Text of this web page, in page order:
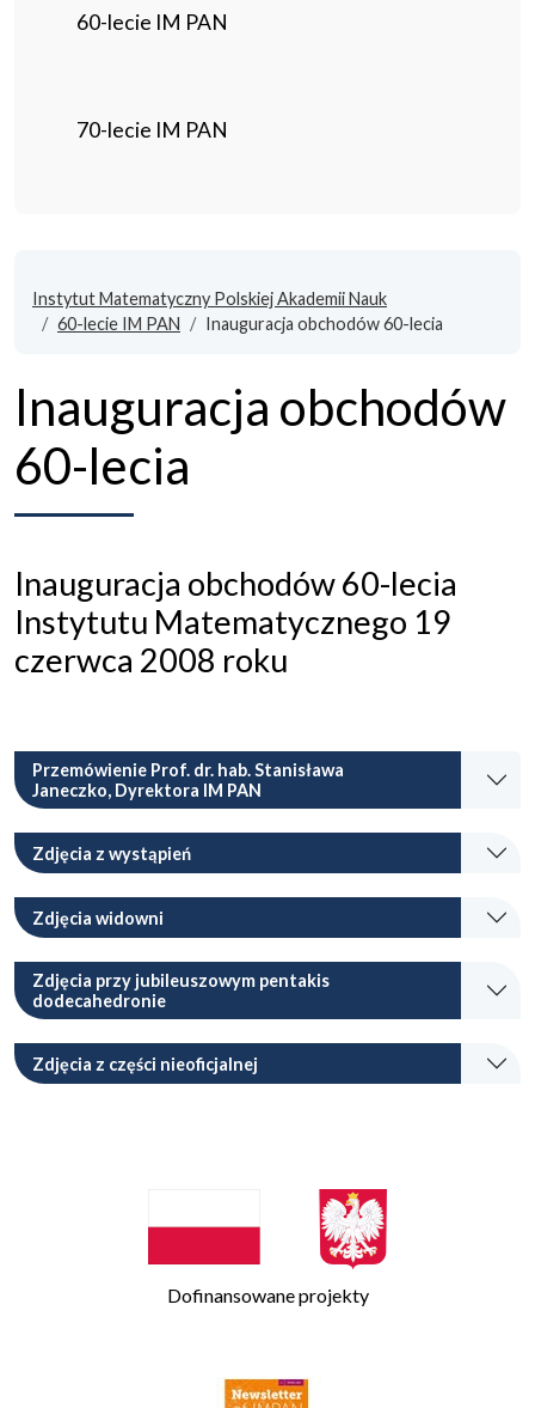
60-lecie IM PAN
70-lecie IM PAN
Instytut Matematyczny Polskiej Akademii Nauk
60-lecie IM PAN
Inauguracja obchodów 60-lecia
Inauguracja obchodów
60-lecia
Inauguracja obchodów 60-lecia
Instytutu Matematycznego 19
czerwca 2008 roku
Przemówienie Prof. dr. hab. Stanisława
Janeczko, Dyrektora IM PAN
Zdjęcia z wystąpień
Zdjęcia widowni
Zdjęcia przy jubileuszowym pentakis
dodecahedronie
Zdjęcia z części nieoficjalnej
Dofinansowane projekty